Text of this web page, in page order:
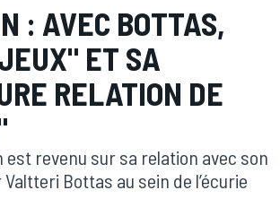
: AVEC BOTTAS,
ET SA
RELATION DE
est revenu sur sa relation avec son
Bottas au sein de l’écurie